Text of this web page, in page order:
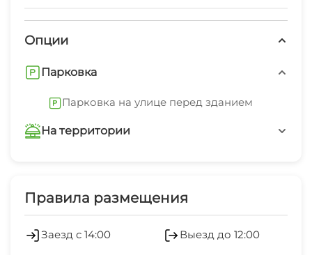
для автопутешественников организована
парковка.
Опции
Парковка
Парковка на улице перед зданием
На территории
Правила размещения
Заезд с 14:00 Выезд до 12:00